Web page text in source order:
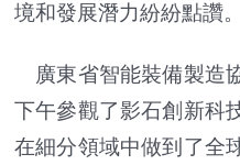
境和發展潛力紛紛點讚。
廣東省智能裝備製造
下午參觀了影石創新科
在細分領域中做到了全